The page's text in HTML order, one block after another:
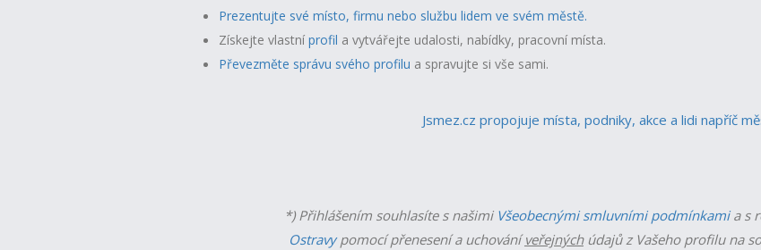
Prezentujte své místo, firmu nebo službu lidem ve svém městě.
Získejte vlastní profil a vytvářejte udalosti, nabídky, pracovní místa.
Převezměte správu svého profilu a spravujte si vše sami.
Jsmez.cz propojuje místa, podniky, akce a lidi napříč
*) Přihlášením souhlasíte s našimi Všeobecnými smluvními podmínkamia s
Ostravypomocí přenesení a uchováníveřejnýchúdajů z Vašeho profilu na